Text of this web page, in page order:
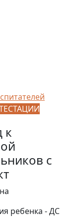
к
с
ребенка - ДС